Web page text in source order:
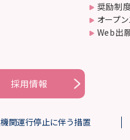
奨励制
オープ
Web出
採用情報
関運行停止に伴う措置